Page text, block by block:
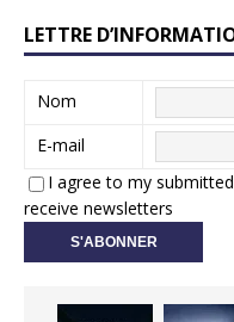
LETTRE
Nom
E-mail
I agree to my
receive newsletters